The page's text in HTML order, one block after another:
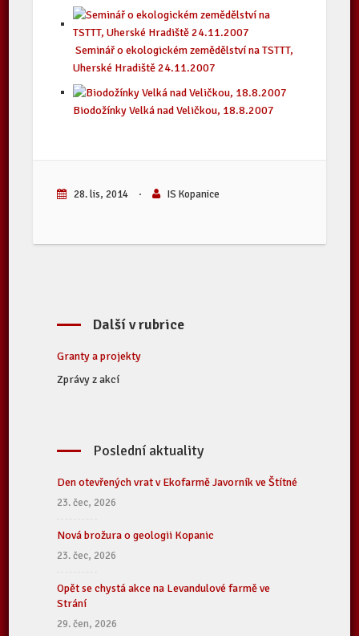
Seminář o ekologickém zemědělství na TSTTT,
Uherské Hradiště 24.11.2007
Biodožínky Velká nad Veličkou, 18.8.2007
28. lis, 2014 · IS Kopanice
Další v rubrice
Granty a projekty
Zprávy z akcí
Poslední aktuality
Den otevřených vrat v Ekofarmě Javorník ve Štítné
23. čec, 2026
Nová brožura o geologii Kopanic
23. čec, 2026
Opět se chystá akce na Levandulové farmě ve
Strání
29. čen, 2026